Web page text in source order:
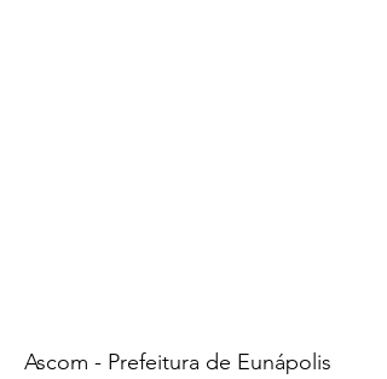
Ascom - Prefeitura de Eunápolis